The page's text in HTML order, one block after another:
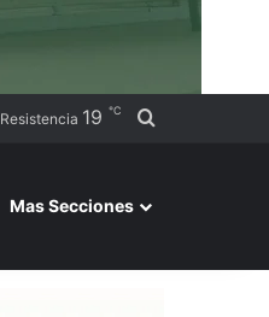
Resistencia 19 ℃ Buscar por
Mas Secciones